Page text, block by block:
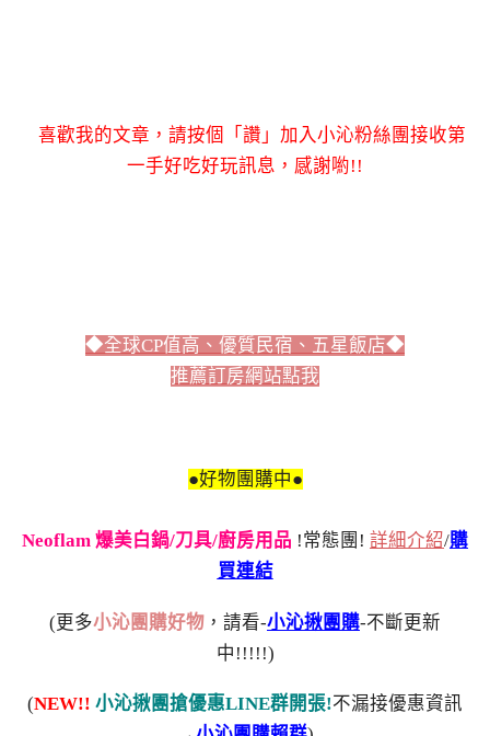
喜歡我的文章，請按個「讚」加入小沁粉絲團接收第
一手好吃好玩訊息，感謝喲!!
◆全球CP值高、優質民宿、五星飯店◆
推薦訂房網站點我
●好物團購中●
Neoflam 爆美白鍋/刀具/廚房用品 !常態團! 詳細介紹/購
買連結
(更多小沁團購好物 ，請看-小沁揪團購-不斷更新
中!!!!!)
(NEW!! 小沁揪團搶優惠LINE群開張!不漏接優惠資訊